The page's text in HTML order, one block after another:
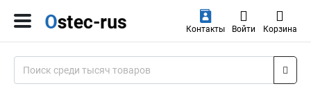
Контакты Войти Корзина